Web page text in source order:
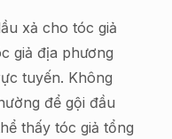
xả cho tóc giả
giả địa phương
tuyến. Không
để gội đầu
thấy tóc giả tổng